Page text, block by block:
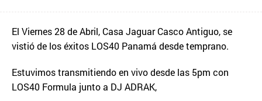
El Viernes 28 de Abril, Casa Jaguar Casco Antiguo, se
vistió de los éxitos LOS40 Panamá desde temprano.
Estuvimos transmitiendo en vivo desde las 5pm con
LOS40 Formula junto a DJ ADRAK,